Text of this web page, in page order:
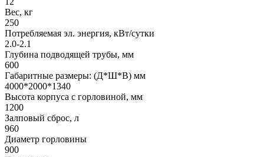
Вес, кг
250
Потребляемая эл. энергия, кВт/сутки
2.0-2.1
Глубина подводящей трубы, мм
600
Габаритные размеры: (Д*Ш*В) мм
4000*2000*1340
Высота корпуса с горловиной, мм
1200
Залповый сброс, л
960
Диаметр горловины
900